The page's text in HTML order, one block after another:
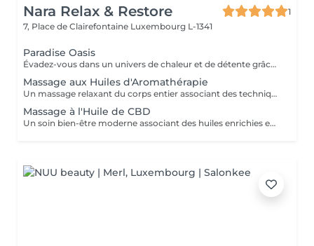
Nara Relax & Restore
1
7, Place de Clairefontaine Luxembourg L-1341
Paradise Oasis
Évadez-vous dans un univers de chaleur et de détente grâce à ce rituel bien-être luxueux. Associant un Massage aux Pierres Chaudes de 90 minutes à une Réflexologie Plantaire Thaïlandaise de 30 minutes, ce forfait aide à relâcher les tensions profondes, stimuler la circulation et rétablir l'équilibre du corps. Comprend : Massage aux Pierres Chaudes 90 min Réflexologie Plantaire Thaïlandaise 30 min
Massage aux Huiles d'Aromathérapie
Un massage relaxant du corps entier associant des techniques de massage douces à une sélection d'huiles essentielles aromatiques. Les parfums apaisants et les mouvements fluides aident à relâcher les tensions musculaires, réduire le stress, apaiser l'esprit et favoriser un profond sentiment de bien-être.
Massage à l'Huile de CBD
Un soin bien-être moderne associant des huiles enrichies en CBD de qualité à des techniques de massage relaxantes. Idéal pour celles et ceux qui souhaitent s'accorder une pause loin du rythme effréné du quotidien, ce soin aide à détendre les muscles et procure une agréable sensation de confort physique.